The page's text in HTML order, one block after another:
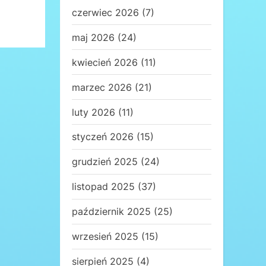
czerwiec 2026 (7)
maj 2026 (24)
kwiecień 2026 (11)
marzec 2026 (21)
luty 2026 (11)
styczeń 2026 (15)
grudzień 2025 (24)
listopad 2025 (37)
październik 2025 (25)
wrzesień 2025 (15)
sierpień 2025 (4)